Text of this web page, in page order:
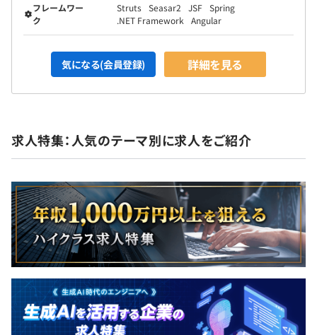
フレームワー
ク
Struts Seasar2 JSF Spring
.NET Framework
Angular
気になる(会員登録) 詳細を見る
求人特集：人気のテーマ別に求人をご紹介